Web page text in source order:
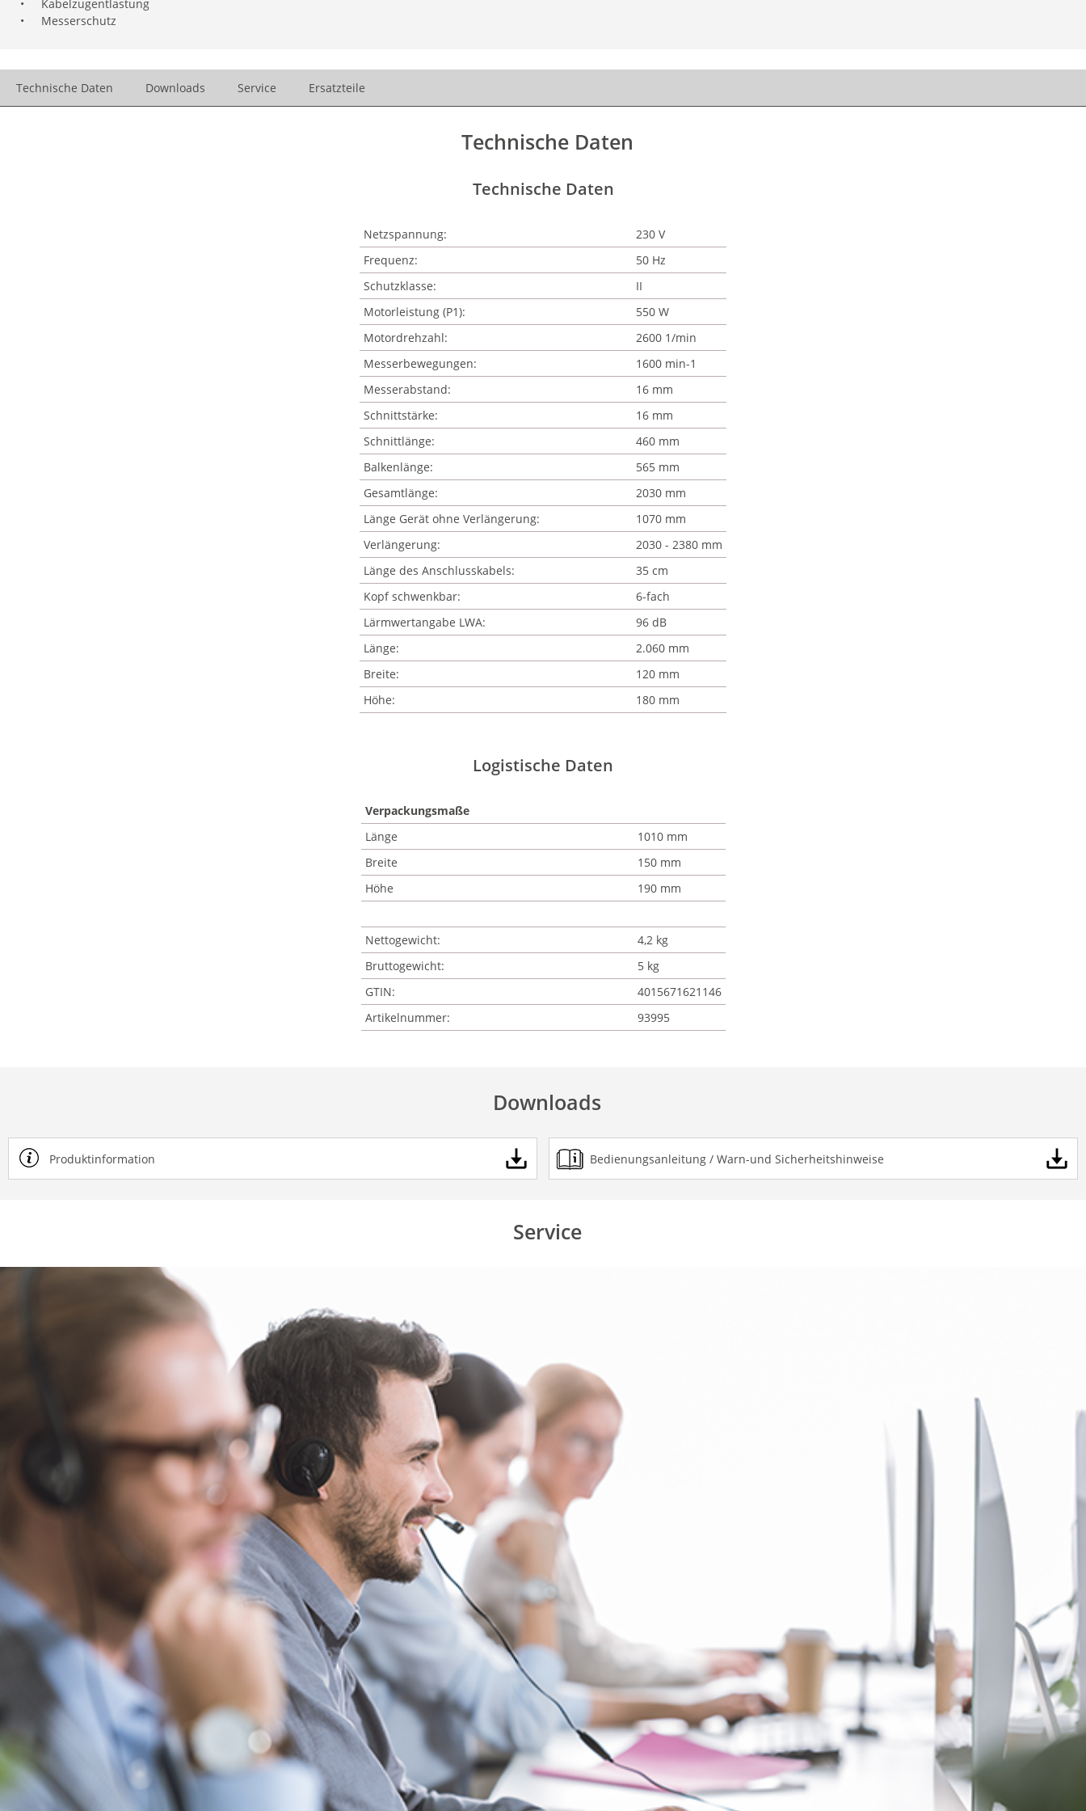
•
Kabelzugentlastung
•
Messerschutz
Technische Daten Downloads Service Ersatzteile
Technische Daten
Technische Daten
Netzspannung:
230 V
Frequenz:
50 Hz
Schutzklasse:
II
Motorleistung (P1):
550 W
Motordrehzahl:
2600 1/min
Messerbewegungen:
1600 min-1
Messerabstand:
16 mm
Schnittstärke:
16 mm
Schnittlänge:
460 mm
Balkenlänge:
565 mm
Gesamtlänge:
2030 mm
Länge Gerät ohne Verlängerung:
1070 mm
Verlängerung:
2030 - 2380 mm
Länge des Anschlusskabels:
35 cm
Kopf schwenkbar:
6-fach
Lärmwertangabe LWA:
96 dB
Länge:
2.060 mm
Breite:
120 mm
Höhe:
180 mm
Logistische Daten
Verpackungsmaße
Länge
1010 mm
Breite
150 mm
Höhe
190 mm
Nettogewicht:
4,2 kg
Bruttogewicht:
5 kg
GTIN:
4015671621146
Artikelnummer:
93995
Downloads
Produktinformation Bedienungsanleitung / Warn-und Sicherheitshinweise
Service